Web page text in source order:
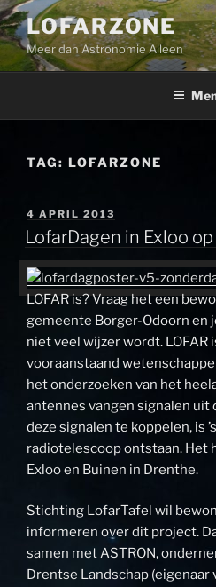
Ga
naar
de
inhoud
LOFARZONE
Meer dan Astronomie Alleen
TAG: LOFARZONE
GEPLAATST
OP
4 APRIL 2013
LofarDagen in Exloo
LOFAR is? Vraag het een
gemeente Borger-Odoorn en
niet veel wijzer wordt. LOFAR
vooraanstaand
het onderzoeken van het
antennes vangen signalen uit
deze signalen te koppelen, is
radiotelescoop ontstaan. Het
Exloo en Buinen in Drenthe.
Stichting LofarTafel wil
informeren over dit project.
samen met ASTRON,
Drentse Landschap (eigenaar